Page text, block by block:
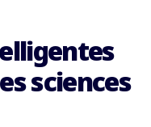
sciences